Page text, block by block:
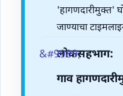
'हागणदारीमुक्त'
जाण्याचा
लोकसहभाग:
गाव